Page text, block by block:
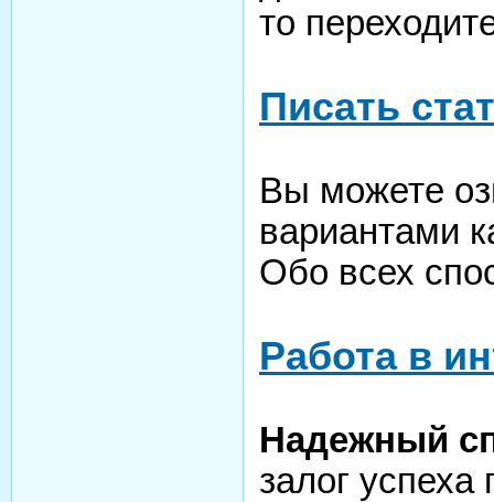
то
Писать
Вы можете
вариантами
Обо всех
Работа в
Надежный
залог успеха